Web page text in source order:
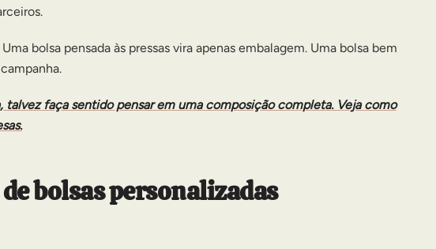
bolsa pensada às pressas vira apenas embalagem. Uma bolsa bem
talvez faça sentido pensar em uma composição completa. Veja como
.
bolsas personalizadas